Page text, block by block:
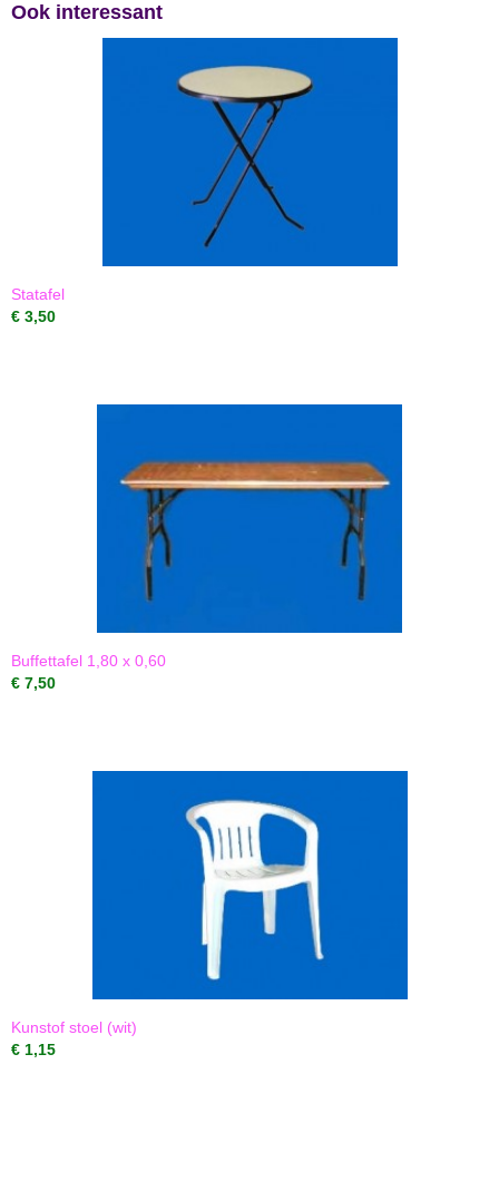
Ook interessant
Statafel
€ 3,50
Buffettafel 1,80 x 0,60
€ 7,50
Kunstof stoel (wit)
€ 1,15